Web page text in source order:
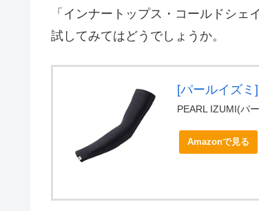
「インナートップス・コールドシ
試してみてはどうでしょうか。
[パールイズ
PEARL IZUMI(パ
Amazonで見る